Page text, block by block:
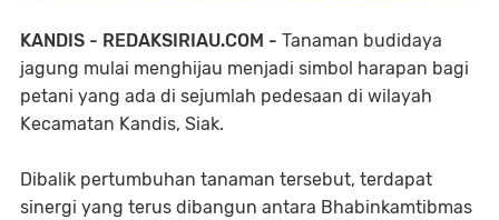
KANDIS - REDAKSIRIAU.COM - Tanaman budidaya
jagung mulai menghijau menjadi simbol harapan bagi
petani yang ada di sejumlah pedesaan di wilayah
Kecamatan Kandis, Siak.
Dibalik pertumbuhan tanaman tersebut, terdapat
sinergi yang terus dibangun antara Bhabinkamtibmas